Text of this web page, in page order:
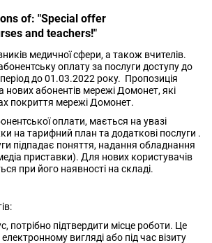
of: "Special offer
and teachers!"
медичної сфери, а також вчителів.
оплату за послуги доступу до
до 01.03.2022 року. Пропозиція
нових абонентів мережі Домонет, які
покриття мережі Домонет.
оплати, мається на увазі
на тарифний план та додаткові послуги .
підпадає поняття, надання обладнання
приставки). Для нових користувачів
при його наявності на складі.
потрібно підтвердити місце роботи. Це
вигляді або під час візиту